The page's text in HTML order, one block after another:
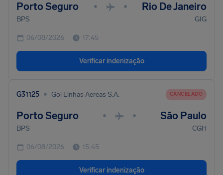
Porto Seguro • • Rio De Janeiro
BPS GIG
06/08/2026 17:45
Verificar indenização
G31125 • Gol Linhas Aereas S.A. CANCELADO
Porto Seguro • • São Paulo
BPS CGH
06/08/2026 15:45
Verificar indenização